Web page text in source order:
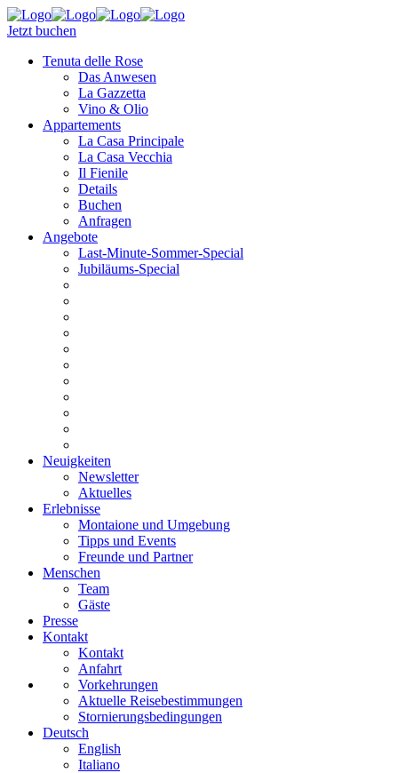
Jetzt buchen
Tenuta delle Rose
Das Anwesen
La Gazzetta
Vino & Olio
Appartements
La Casa Principale
La Casa Vecchia
Il Fienile
Details
Buchen
Anfragen
Angebote
Last-Minute-Sommer-Special
Jubiläums-Special
Neuigkeiten
Newsletter
Aktuelles
Erlebnisse
Montaione und Umgebung
Tipps und Events
Freunde und Partner
Menschen
Team
Gäste
Presse
Kontakt
Kontakt
Anfahrt
Vorkehrungen
Aktuelle Reisebestimmungen
Stornierungsbedingungen
Deutsch
English
Italiano